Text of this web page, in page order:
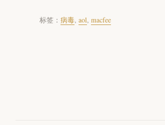
标签： 病毒, aol, macfee